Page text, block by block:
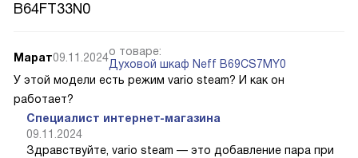
B64FT33N0
Марат09.11.2024о товаре:
Духовой шкаф Neff B69CS7MY0
У этой модели есть режим vario steam? И как он
работает?
Специалист интернет-магазина
09.11.2024
Здравствуйте, vario steam — это добавление пара при